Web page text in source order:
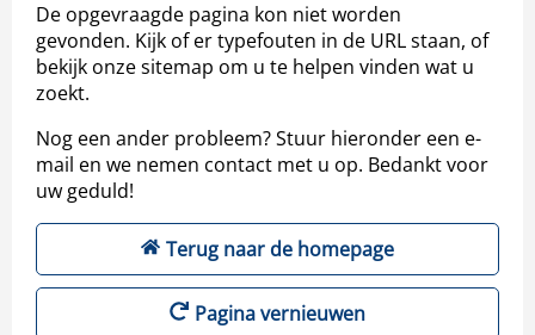
De opgevraagde pagina kon niet worden
gevonden. Kijk of er typefouten in de URL staan, of
bekijk onze sitemap om u te helpen vinden wat u
zoekt.
Nog een ander probleem? Stuur hieronder een e-
mail en we nemen contact met u op. Bedankt voor
uw geduld!
Terug naar de homepage
Pagina vernieuwen